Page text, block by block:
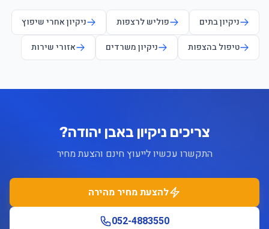
ניקיון בתים פוליש לרצפות
ניקיון אחרי שיפוץ
טיפול בהצפות
ניקיון משרדים אזורי שירות
צריכים ניקיון באבן יהודה?
התקשרו עכשיו לייעוץ חינם והצעת מחיר
להצעת מחיר מהירה
052-4883550